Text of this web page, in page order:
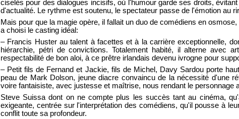
ciselés pour des dialogues incisifs, où l'humour garde ses droits,
d'actualité. Le rythme est soutenu, le spectateur passe de l'émotion au
Mais pour que la magie opère, il fallait un duo de comédiens en
a choisi le casting idéal:
– Francis Huster au talent à facettes et à la carrière exceptionnelle,
hiérarchie, pétri de convictions. Totalement habité, il alterne avec
respectabilité de bon aloi, à ce prêtre irlandais devenu ivrogne pour
– Petit fils de Fernand et Jackie, fils de Michel, Davy Sardou porte
peau de Mark Dolson, jeune diacre convaincu de la nécessité d'une
voire fantaisiste, avec justesse et maîtrise, nous rendant le personnage
Steve Suissa dont on ne compte plus les succès tant au cinéma,
exigeante, centrée sur l'interprétation des comédiens, qu'il pousse à
conflit toute sa profondeur.